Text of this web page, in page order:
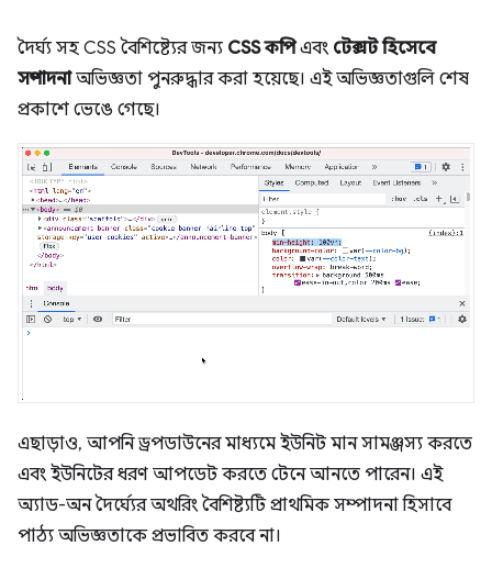
দৈর্ঘ্য সহ CSS বৈশিষ্ট্যের জন্য CSS কপিএবং টেক্সট হিসেবে
সম্পাদনাঅভিজ্ঞতা পুনরুদ্ধার করা হয়েছে। এই অভিজ্ঞতাগুলি শেষ
প্রকাশে ভেঙে গেছে।
এছাড়াও, আপনি ড্রপডাউনের মাধ্যমে ইউনিট মান সামঞ্জস্য করতে
এবং ইউনিটের ধরণ আপডেট করতে টেনে আনতে পারেন। এই
অ্যাড-অন দৈর্ঘ্যের অথরিং বৈশিষ্ট্যটি প্রাথমিক সম্পাদনা হিসাবে
পাঠ্য অভিজ্ঞতাকে প্রভাবিত করবে না।